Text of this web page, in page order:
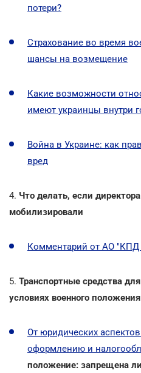
потери?
Страхование во время
шансы на возмещение
Какие возможности
имеют украинцы внутри
Война в Украине: как
вред
4. Что делать, если
мобилизировали
Комментарий от АО "КПД
5. Транспортные средства
условиях военного положения
От юридических
оформлению и
положение: запрещена